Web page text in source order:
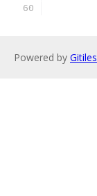
Powered by Gitiles